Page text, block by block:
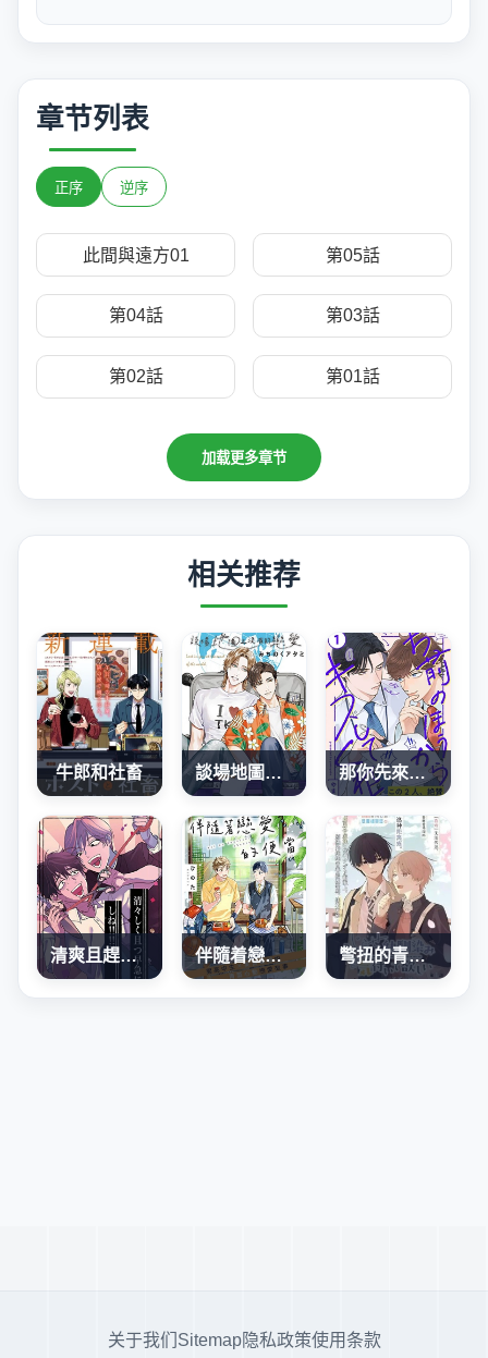
章节列表
正序 逆序
此間與遠方01 第05話
第04話 第03話
第02話 第01話
加载更多章节
相关推荐
牛郎和社畜 談場地圖上沒有的戀愛 那你先來吻我吧
清爽且趕緊去死！！！！！！ 伴隨着戀愛的便當 彆扭的青梅竹馬想要被察覺
关于我们 Sitemap隐私政策使用条款